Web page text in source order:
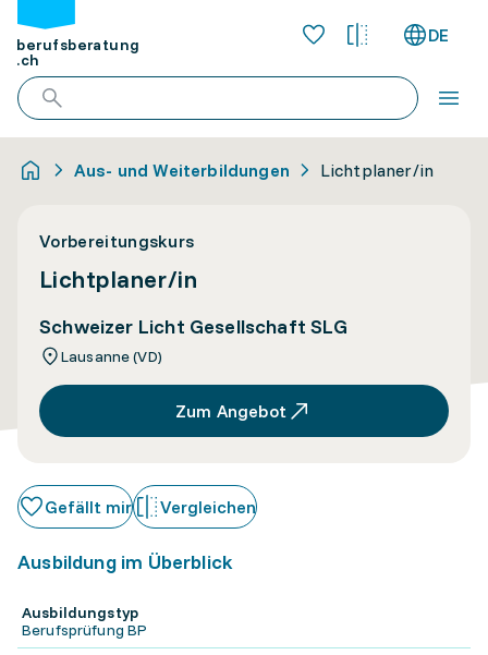
berufsberatung
.ch
DE
Aus- und Weiterbildungen Lichtplaner/in
Vorbereitungskurs
Lichtplaner/in
Schweizer Licht Gesellschaft SLG
Lausanne (VD)
Zum Angebot
Gefällt mir Vergleichen
Ausbildung im Überblick
Ausbildungstyp
Berufsprüfung BP